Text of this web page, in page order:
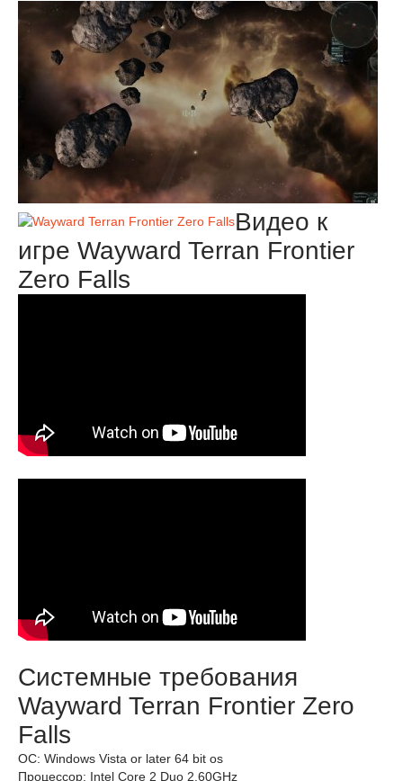
Видео к
игре Wayward Terran Frontier
Zero Falls
Системные требования
Wayward Terran Frontier Zero
Falls
ОС: Windows Vista or later 64 bit os
Процессор: Intel Core 2 Duo 2.60GHz